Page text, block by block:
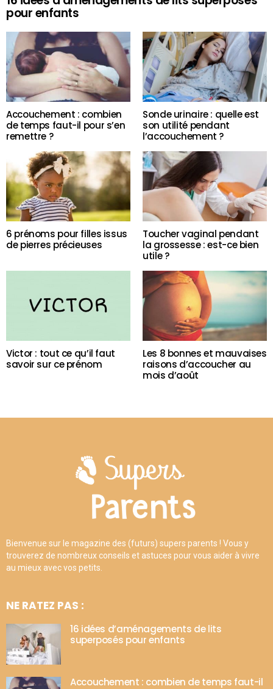
pour enfants
Accouchement : combien
de temps faut-il pour s’en
remettre ?
Sonde urinaire : quelle est
son utilité pendant
l’accouchement ?
6 prénoms pour filles issus
de pierres précieuses
Toucher vaginal pendant
la grossesse : est-ce bien
utile ?
Victor : tout ce qu’il faut
savoir sur ce prénom
Les 8 bonnes et mauvaises
raisons d’accoucher au
mois d’août
Bienvenue sur le magazine des (futurs) supers parents ! Vous y
trouverez de nombreux conseils et astuces pour vous aider à vivre
au mieux avec vos petits.
NE RATEZ PAS :
16 idées d’aménagements de lits
superposés pour enfants
Accouchement : combien de temps faut-il